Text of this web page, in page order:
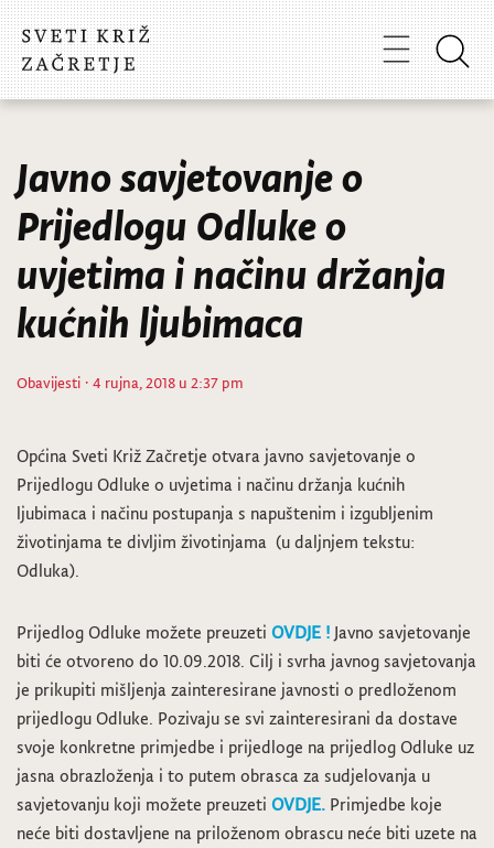
Javno savjetovanje o
Prijedlogu Odluke o
uvjetima i načinu držanja
kućnih ljubimaca
Obavijesti · 4 rujna, 2018 u 2:37 pm
Općina Sveti Križ Začretje otvara javno savjetovanje o
Prijedlogu Odluke o uvjetima i načinu držanja kućnih
ljubimaca i načinu postupanja s napuštenim i izgubljenim
životinjama te divljim životinjama (u daljnjem tekstu:
Odluka).
Prijedlog Odluke možete preuzeti OVDJE ! Javno savjetovanje
biti će otvoreno do 10.09.2018. Cilj i svrha javnog savjetovanja
je prikupiti mišljenja zainteresirane javnosti o predloženom
prijedlogu Odluke. Pozivaju se svi zainteresirani da dostave
svoje konkretne primjedbe i prijedloge na prijedlog Odluke uz
jasna obrazloženja i to putem obrasca za sudjelovanja u
savjetovanju koji možete preuzeti OVDJE. Primjedbe koje
neće biti dostavljene na priloženom obrascu neće biti uzete na